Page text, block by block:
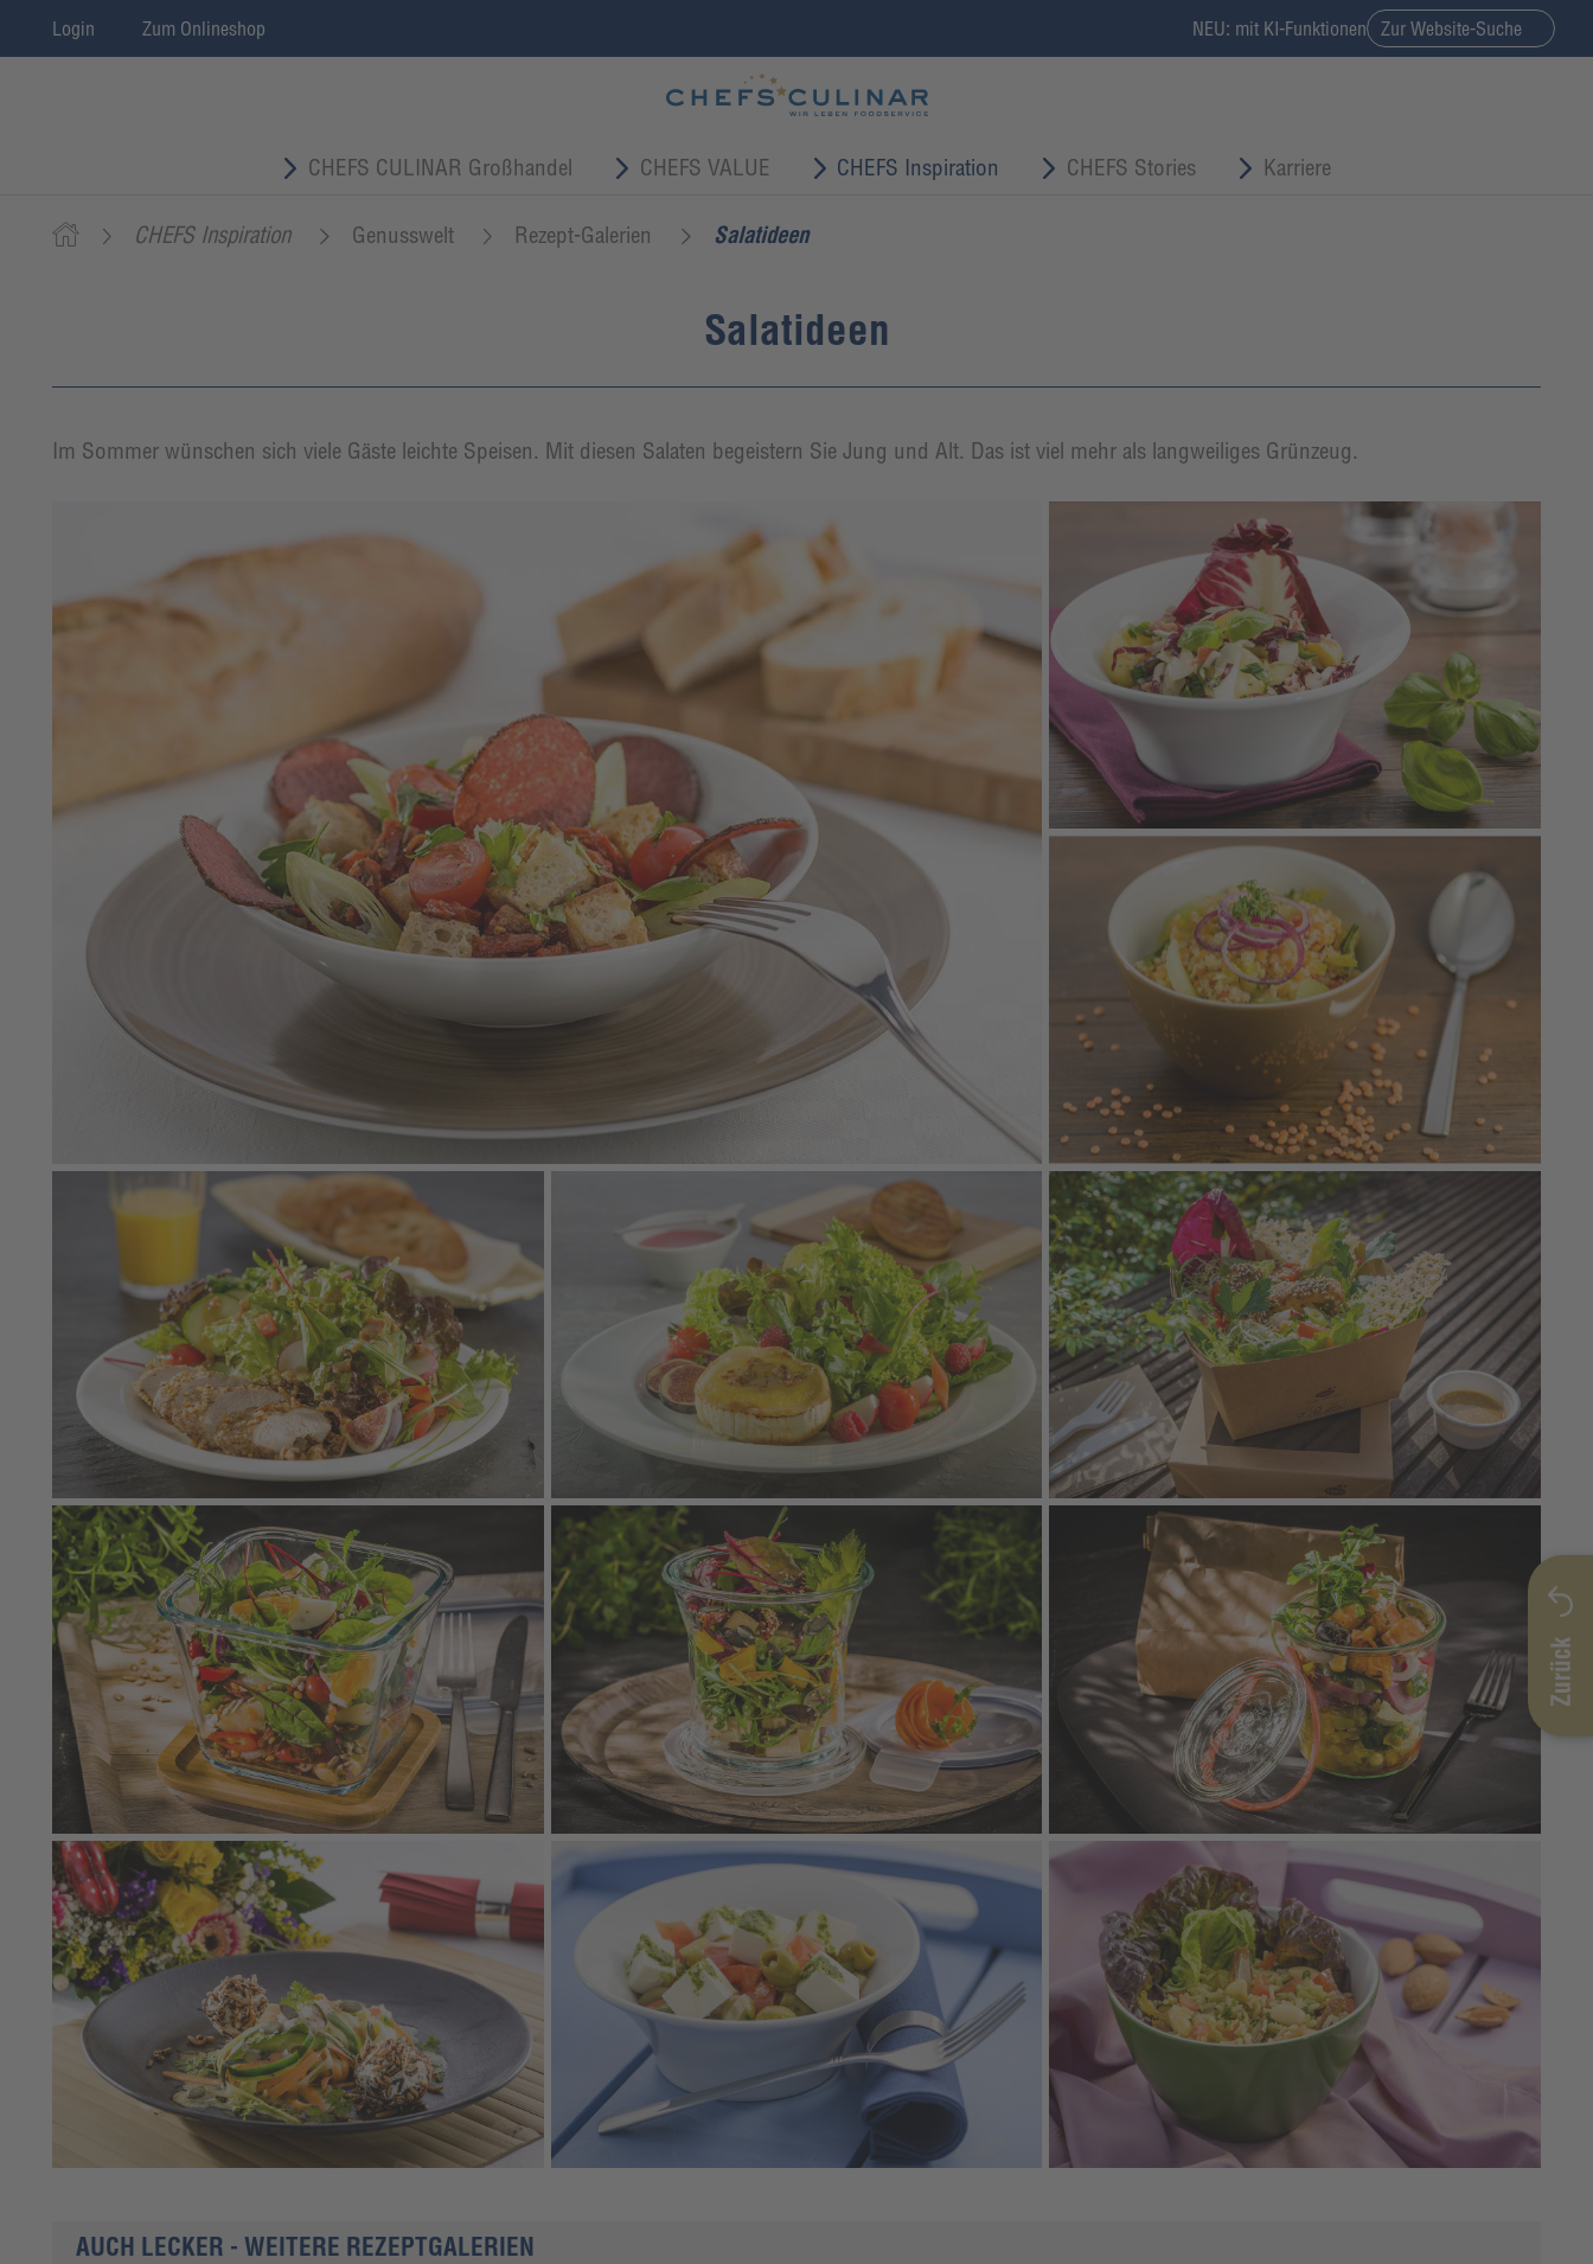
Login Zum Onlineshop NEU: mit KI-Funktionen Zur Website-Suche
CHEFS CULINAR Großhandel CHEFS VALUE CHEFS Inspiration CHEFS Stories Karriere
CHEFS Inspiration Genusswelt Rezept-Galerien Salatideen
Salatideen
Im Sommer wünschen sich viele Gäste leichte Speisen. Mit diesen Salaten begeistern Sie Jung und Alt. Das ist viel mehr als langweiliges Grünzeug.
AUCH LECKER - WEITERE REZEPTGALERIEN